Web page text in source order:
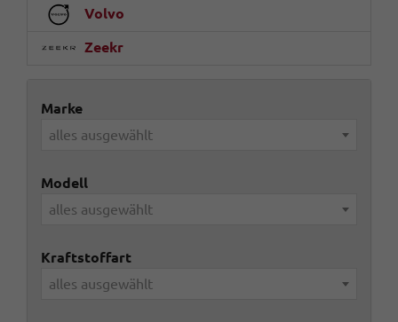
Volvo
Zeekr
Marke
alles ausgewählt
Modell
alles ausgewählt
Kraftstoffart
alles ausgewählt